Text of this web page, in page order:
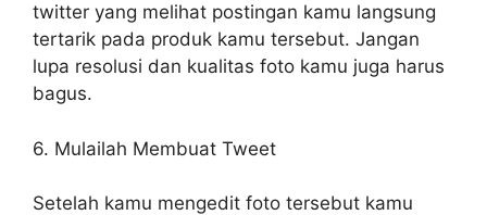
twitter yang melihat postingan kamu langsung
tertarik pada produk kamu tersebut. Jangan
lupa resolusi dan kualitas foto kamu juga harus
bagus.
6. Mulailah Membuat Tweet
Setelah kamu mengedit foto tersebut kamu